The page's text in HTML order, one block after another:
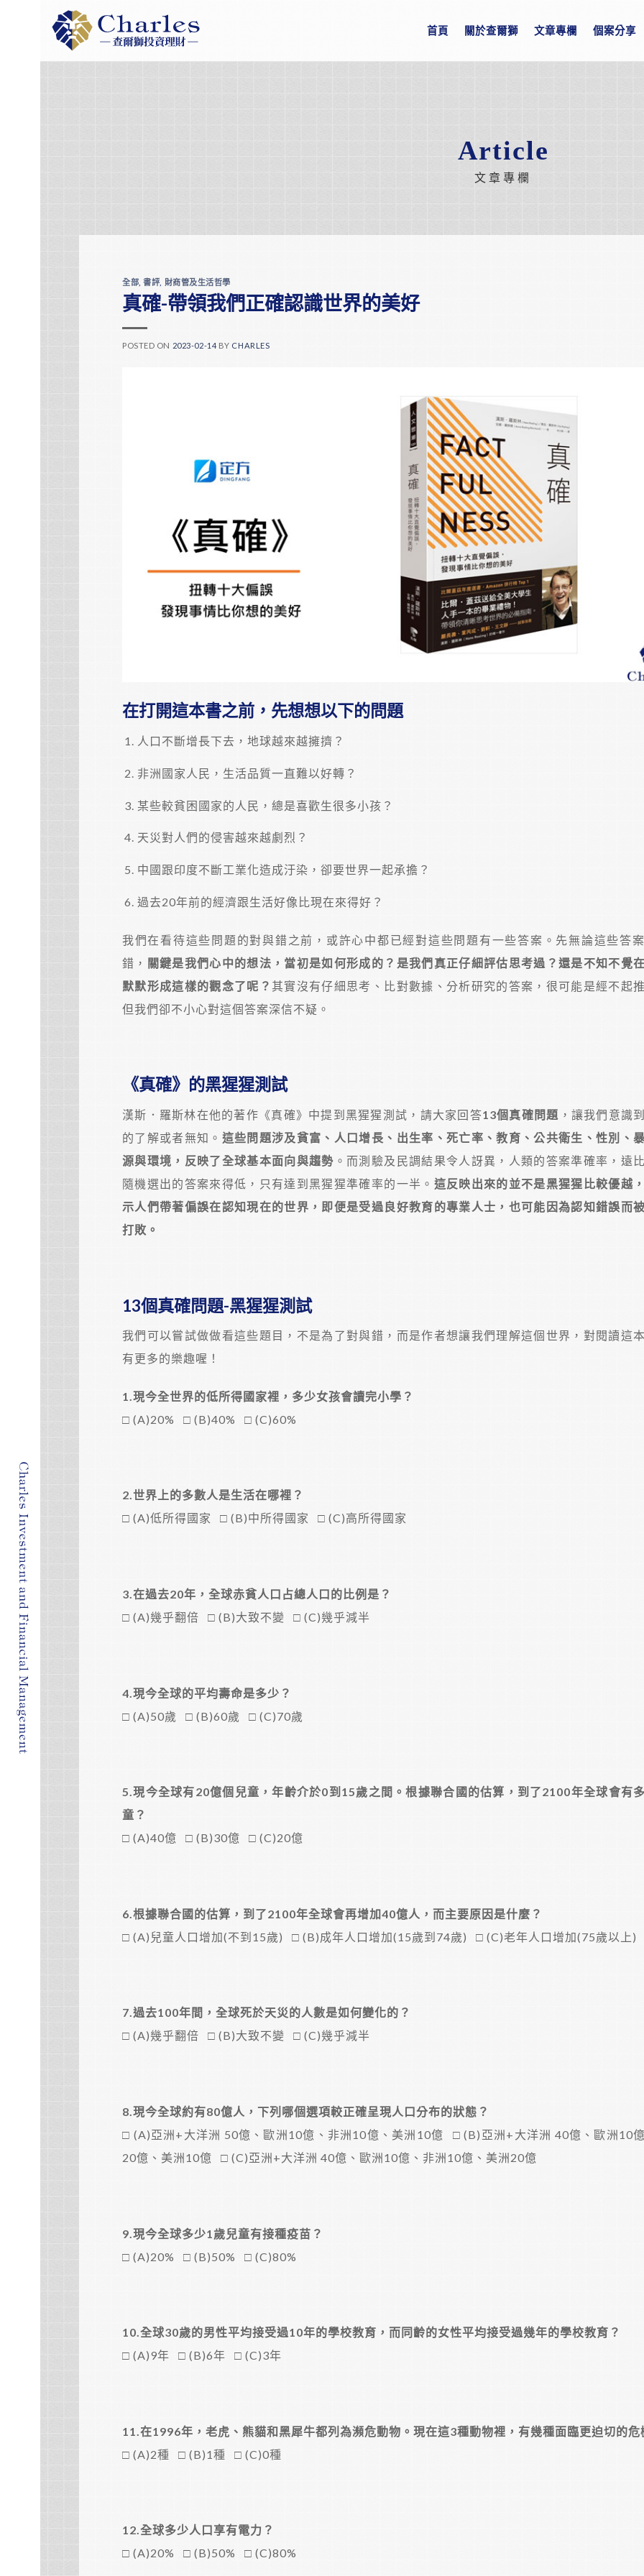
首頁 關於查爾獅 文章專欄 個案分享
Article
文章專欄
全部 ,書評, 財商管及生活哲學
真確-帶領我們正確認識世界的美好
POSTED ON 2023-02-14BY CHARLES
在打開這本書之前，先想想以下的問題
人口不斷增長下去，地球越來越擁擠？
非洲國家人民，生活品質一直難以好轉？
某些較貧困國家的人民，總是喜歡生很多小孩？
天災對人們的侵害越來越劇烈？
中國跟印度不斷工業化造成汙染，卻要世界一起承擔？
過去20年前的經濟跟生活好像比現在來得好？
我們在看待這些問題的對與錯之前，或許心中都已經對這些問題有一些答案。先無論這些答
錯， 關鍵是我們心中的想法，當初是如何形成的？是我們真正仔細評估思考過？還是不知不覺
默默形成這樣的觀念了呢？ 其實沒有仔細思考、比對數據、分析研究的答案，很可能是經不起
但我們卻不小心對這個答案深信不疑。
《真確》的黑猩猩測試
漢斯．羅斯林在他的著作《真確》中提到黑猩猩測試，請大家回答13個真確問題 ，讓我們意識
的了解或者無知。 這些問題涉及貧富、人口增長、出生率、死亡率、教育、公共衛生、性別、
源與環境，反映了全球基本面向與趨勢 。而測驗及民調結果令人訝異，人類的答案準確率，遠
隨機選出的答案來得低，只有達到黑猩猩準確率的一半。 這反映出來的並不是黑猩猩比較優越
示人們帶著偏誤在認知現在的世界，即便是受過良好教育的專業人士，也可能因為認知錯誤而
打敗。
13個真確問題-黑猩猩測試
我們可以嘗試做做看這些題目，不是為了對與錯，而是作者想讓我們理解這個世界，對閱讀這
有更多的樂趣喔！
1.現今全世界的低所得國家裡，多少女孩會讀完小學？
□ (A)20% □ (B)40% □ (C)60%
2.世界上的多數人是生活在哪裡？
□ (A)低所得國家 □ (B)中所得國家 □ (C)高所得國家
3.在過去20年，全球赤貧人口占總人口的比例是？
□ (A)幾乎翻倍 □ (B)大致不變 □ (C)幾乎減半
4. 現今全球的平均壽命是多少？
□ (A)50歲 □ (B)60歲 □ (C)70歲
5.現今全球有20億個兒童，年齡介於0到15歲之間。根據聯合國的估算，到了2100年全球會有
童？
□ (A)40億 □ (B)30億 □ (C)20億
6.根據聯合國的估算，到了2100年全球會再增加40億人，而主要原因是什麼？
□ (A)兒童人口增加(不到15歲) □ (B)成年人口增加(15歲到74歲) □ (C)老年人口增加(75歲以上)
7.過去100年間，全球死於天災的人數是如何變化的？
□ (A)幾乎翻倍 □ (B)大致不變 □ (C)幾乎減半
8.現今全球約有80億人，下列哪個選項較正確呈現人口分布的狀態？
□ (A)亞洲+大洋洲 50億、歐洲10億、非洲10億、美洲10億 □ (B)亞洲+大洋洲 40億、歐洲10
20億、美洲10億 □ (C)亞洲+大洋洲 40億、歐洲10億、非洲10億、美洲20億
9. 現今全球多少1歲兒童有接種疫苗？
□ (A)20% □ (B)50% □ (C)80%
10.全球30歲的男性平均接受過10年的學校教育，而同齡的女性平均接受過幾年的學校教育？
□ (A)9年 □ (B)6年 □ (C)3年
11.在1996年，老虎、熊貓和黑犀牛都列為瀕危動物。現在這3種動物裡，有幾種面臨更迫切的危
□ (A)2種 □ (B)1種 □ (C)0種
12.全球多少人口享有電力？
□ (A)20% □ (B)50% □ (C)80%